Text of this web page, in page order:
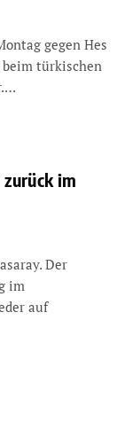
gegen Hes
beim türkischen
im
Der
im
auf